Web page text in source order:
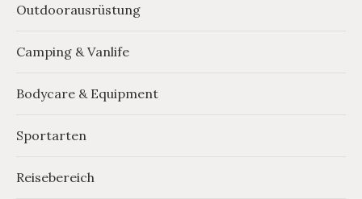
Outdoorausrüstung
Camping & Vanlife
Bodycare & Equipment
Sportarten
Reisebereich